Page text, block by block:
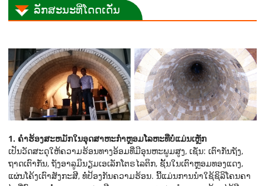
ລັກສະນະທີ່ໂດດເດັ່ນ
1. ຄໍາຮ້ອງສະຫມັກໃນອຸດສາຫະກໍາຫຼອມໂລຫະທີ່ບໍ່ແມ່ນເຫຼັກ
ເປັນວັດສະດຸໃຫ້ຄວາມຮ້ອນທາງອ້ອມທີ່ມີອຸນຫະພູມສູງ, ເຊັ່ນ: ເຕົາກັ່ນຖັງ,
ຖາດເຕົາກັ່ນ, ຖັງອາລູມິນຽມເອເລັກໂຕຣໄລຕິກ, ຊັ້ນໃນເຕົາຫຼອມທອງແດງ,
ແຜ່ນໂຄ້ງເຕົາສັງກະສີ, ທໍ່ປ້ອງກັນຄວາມຮ້ອນ. ນີ້ແມ່ນການນຳໃຊ້ຊິລິໂຄນຄາ